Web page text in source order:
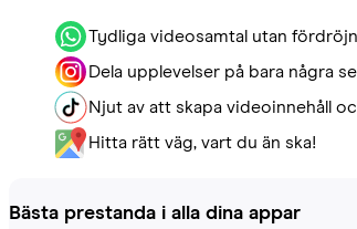
Tydliga videosamtal utan
Dela upplevelser på bara några
Njut av att skapa videoinnehåll
Hitta rätt väg, vart du än ska!
Bästa prestanda i alla dina appar